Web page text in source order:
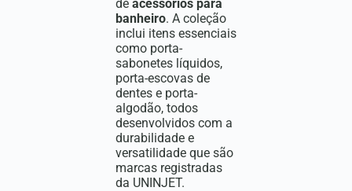
de acessórios para
banheiro. A coleção
inclui itens essenciais
como porta-
sabonetes líquidos,
porta-escovas de
dentes e porta-
algodão, todos
desenvolvidos com a
durabilidade e
versatilidade que são
marcas registradas
da UNINJET.